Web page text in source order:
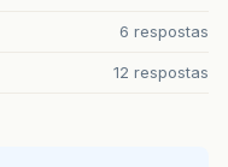
6 respostas
12 respostas